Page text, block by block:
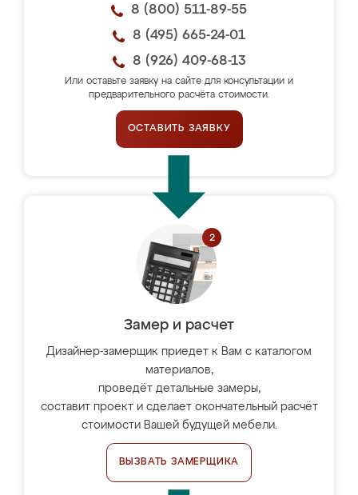
8 (800) 511-89-55
8 (495) 665-24-01
8 (926) 409-68-13
Или оставьте заявку на сайте для консультации и
предварительного расчёта стоимости.
ОСТАВИТЬ ЗАЯВКУ
Замер и расчет
Дизайнер-замерщик приедет к Вам с каталогом
материалов,
проведёт детальные замеры,
составит проект и сделает окончательный расчёт
стоимости Вашей будущей мебели.
ВЫЗВАТЬ ЗАМЕРЩИКА